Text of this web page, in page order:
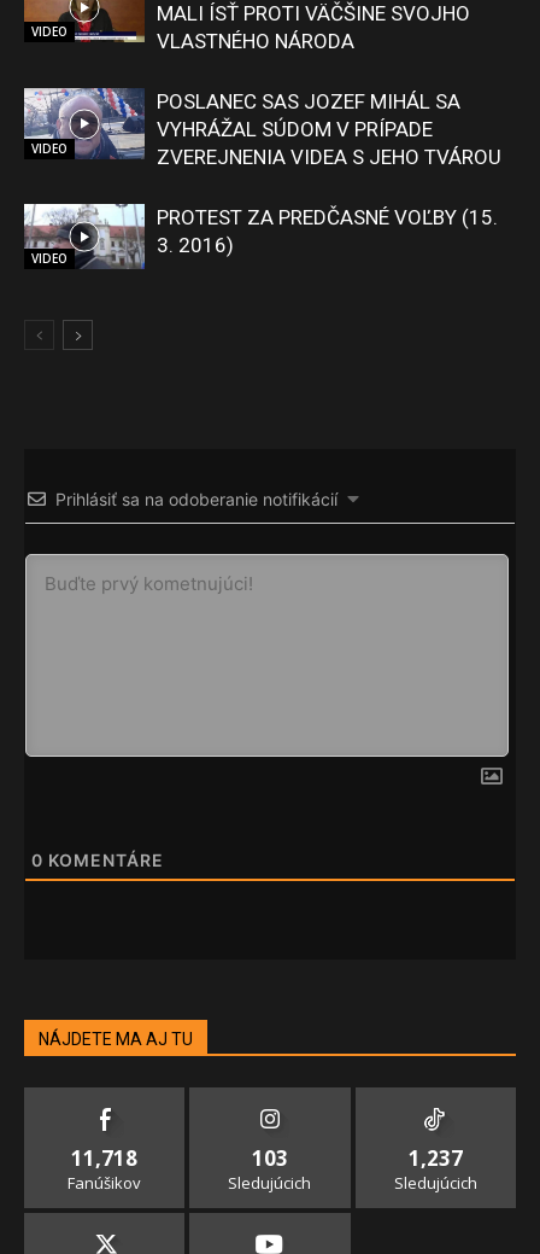
VIDEO
MALI ÍSŤ PROTI VÄČŠINE SVOJHO
VLASTNÉHO NÁRODA
VIDEO
POSLANEC SAS JOZEF MIHÁL SA
VYHRÁŽAL SÚDOM V PRÍPADE
ZVEREJNENIA VIDEA S JEHO TVÁROU
VIDEO
PROTEST ZA PREDČASNÉ VOĽBY (15.
3. 2016)
Prihlásiť sa na odoberanie notifikácií
0 KOMENTÁRE
NÁJDETE MA AJ TU
11,718
Fanúšikov
103
Sledujúcich
1,237
Sledujúcich